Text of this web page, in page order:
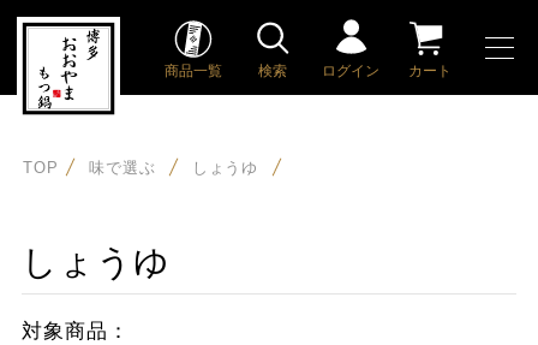
商品一覧 検索 ログイン カート
TOP 味で選ぶ しょうゆ
しょうゆ
対象商品：